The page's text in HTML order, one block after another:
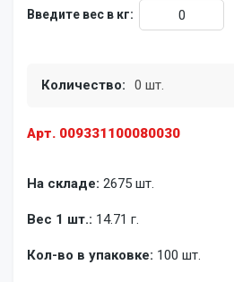
Арт. 009331100080030
На складе: 2675 шт.
Вес 1 шт.: 14.71 г.
Кол-во в упаковке: 100 шт.
Введите вес в кг:
Количество: 0 шт.